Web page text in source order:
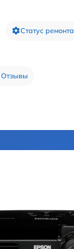
Статус ремонта
Отзывы